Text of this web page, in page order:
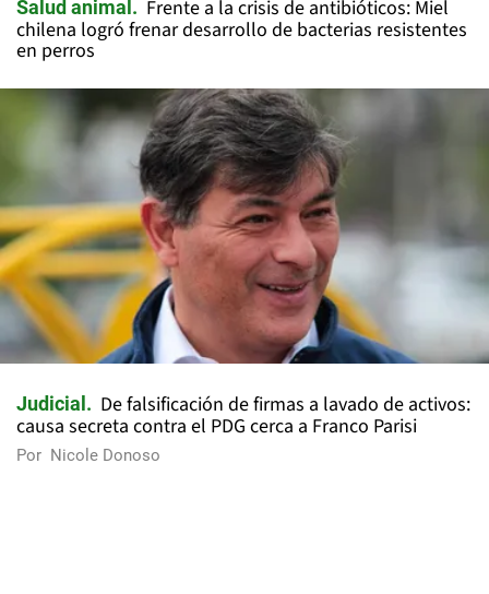
Salud animal
Frente a la crisis de antibióticos: Miel
chilena logró frenar desarrollo de bacterias resistentes
en perros
Judicial
De falsificación de firmas a lavado de activos:
causa secreta contra el PDG cerca a Franco Parisi
Por Nicole Donoso